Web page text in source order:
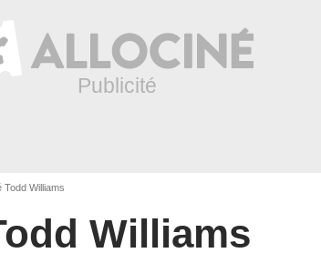
Todd Williams
Williams